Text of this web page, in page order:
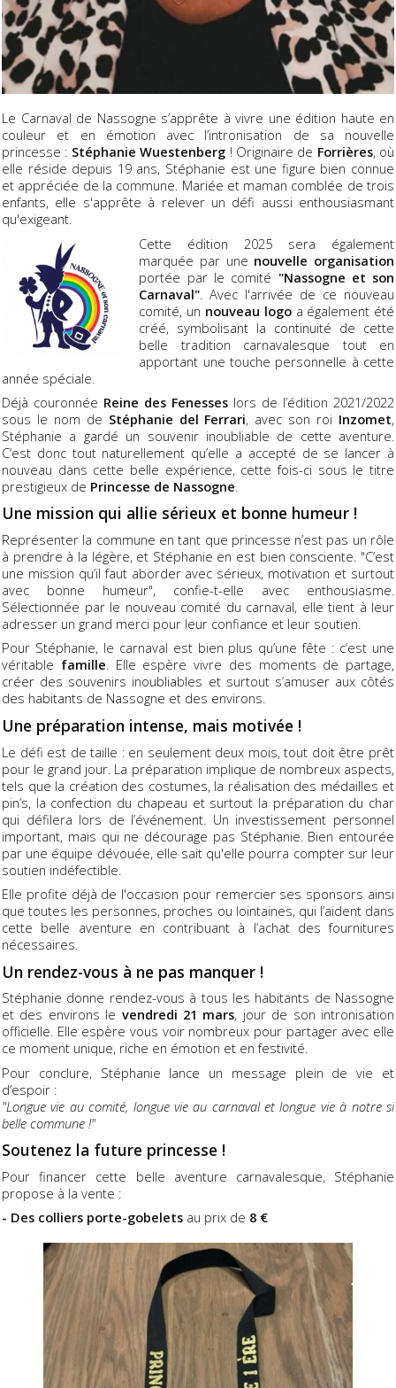
Le Carnaval de Nassogne s’apprête à vivre une édition haute en
couleur et en émotion avec l’intronisation de sa nouvelle
princesse : Stéphanie Wuestenberg ! Originaire de Forrières, où
elle réside depuis 19 ans, Stéphanie est une figure bien connue
et appréciée de la commune. Mariée et maman comblée de trois
enfants, elle s'apprête à relever un défi aussi enthousiasmant
qu'exigeant.
Cette édition 2025 sera également
marquée par une nouvelle organisation
portée par le comité "Nassogne et son
Carnaval" . Avec l'arrivée de ce nouveau
comité, un nouveau logoa également été
créé, symbolisant la continuité de cette
belle tradition carnavalesque tout en
apportant une touche personnelle à cette
année spéciale.
Déjà couronnée Reine des Fenesses lors de l’édition 2021/2022
sous le nom de Stéphanie del Ferrari, avec son roi Inzomet,
Stéphanie a gardé un souvenir inoubliable de cette aventure.
C’est donc tout naturellement qu’elle a accepté de se lancer à
nouveau dans cette belle expérience, cette fois-ci sous le titre
prestigieux de Princesse de Nassogne
Une mission qui allie sérieux et bonne humeur !
Représenter la commune en tant que princesse n’est pas un rôle
à prendre à la légère, et Stéphanie en est bien consciente. "C’est
une mission qu’il faut aborder avec sérieux, motivation et surtout
avec bonne humeur", confie-t-elle avec enthousiasme.
Sélectionnée par le nouveau comité du carnaval, elle tient à leur
adresser un grand merci pour leur confiance et leur soutien.
Pour Stéphanie, le carnaval est bien plus qu’une fête : c’est une
véritable famille. Elle espère vivre des moments de partage,
créer des souvenirs inoubliables et surtout s’amuser aux côtés
des habitants de Nassogne et des environs.
Une préparation intense, mais motivée !
Le défi est de taille : en seulement deux mois, tout doit être prêt
pour le grand jour. La préparation implique de nombreux aspects,
tels que la création des costumes, la réalisation des médailles et
pin’s, la confection du chapeau et surtout la préparation du char
qui défilera lors de l’événement. Un investissement personnel
important, mais qui ne décourage pas Stéphanie. Bien entourée
par une équipe dévouée, elle sait qu'elle pourra compter sur leur
soutien indéfectible.
Elle profite déjà de l'occasion pour remercier ses sponsors ainsi
que toutes les personnes, proches ou lointaines, qui l’aident dans
cette belle aventure en contribuant à l’achat des fournitures
nécessaires.
Un rendez-vous à ne pas manquer !
Stéphanie donne rendez-vous à tous les habitants de Nassogne
et des environs le vendredi 21 mars, jour de son intronisation
officielle. Elle espère vous voir nombreux pour partager avec elle
ce moment unique, riche en émotion et en festivité.
Pour conclure, Stéphanie lance un message plein de vie et
d’espoir :
"Longue vie au comité, longue vie au carnaval et longue vie à notre si
belle commune !"
Soutenez la future princesse !
Pour financer cette belle aventure carnavalesque, Stéphanie
propose à la vente :
- Des colliers porte-gobelets au prix de 8 €